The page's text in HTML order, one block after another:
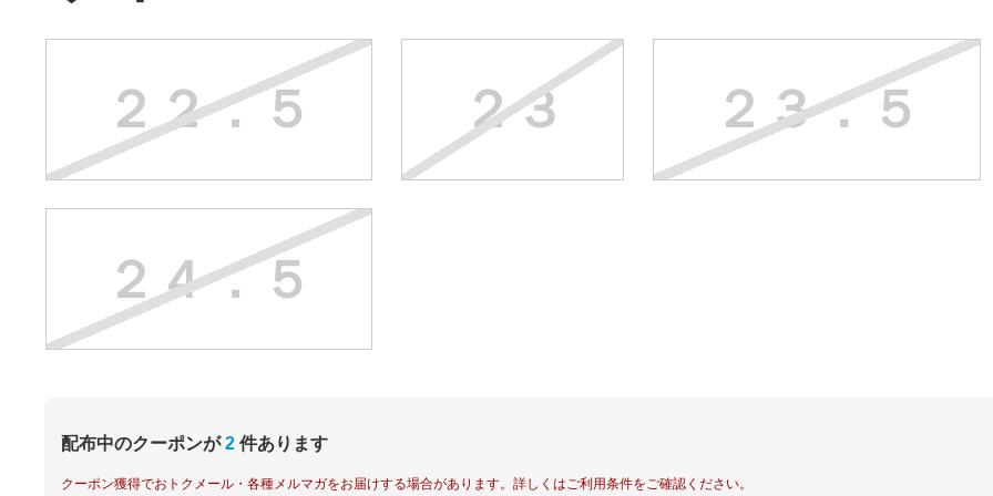
２２．５ ２３ ２３．５
２４．５
配布中のクーポンが 2 件あります
クーポン獲得でおトクメール・各種メルマガをお届けする場合があります。詳しくはご利用条件をご確認ください。